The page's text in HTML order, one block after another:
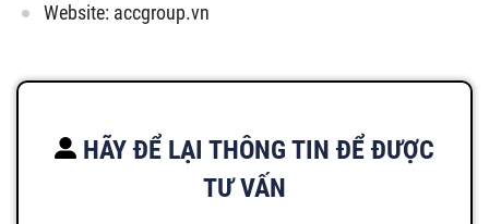
Website: accgroup.vn
HÃY ĐỂ LẠI THÔNG TIN ĐỂ ĐƯỢC
TƯ VẤN